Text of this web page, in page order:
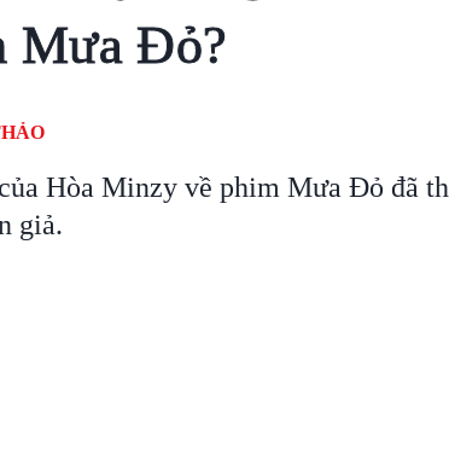
Mưa Đỏ?
Hòa Minzy về phim Mưa Đỏ đã
giả.